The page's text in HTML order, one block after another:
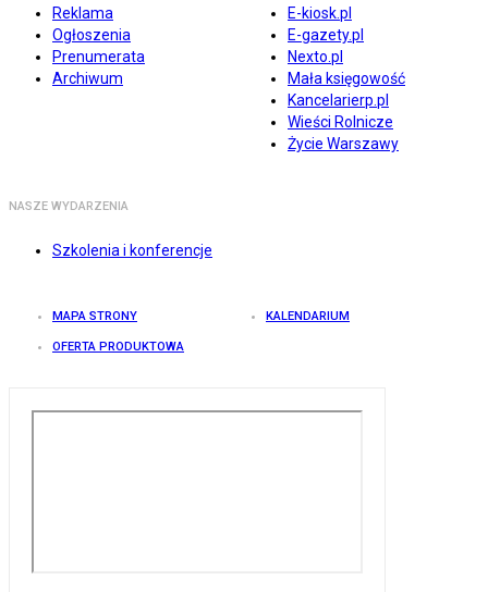
Reklama
Ogłoszenia
Prenumerata
Archiwum
E-kiosk.pl
E-gazety.pl
Nexto.pl
Mała księgowość
Kancelarierp.pl
Wieści Rolnicze
Życie Warszawy
NASZE WYDARZENIA
Szkolenia i konferencje
MAPA STRONY KALENDARIUM
OFERTA PRODUKTOWA